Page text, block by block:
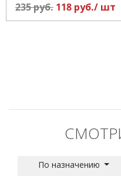
235руб. 118 руб./ шт
По назначению